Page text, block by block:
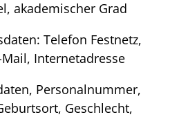
akademischer Grad
Telefon Festnetz,
Mail, Internetadresse
Personalnummer,
Geschlecht,